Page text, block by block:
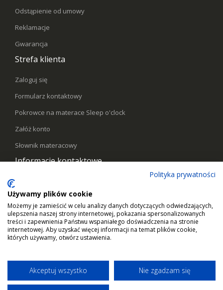
Odstąpienie od umowy
Reklamacje
Gwarancja
Strefa klienta
Zaloguj się
Formularz kontaktowy
Pokrowce na materace Sleep o'clock
Załóż konto
Słownik materacowy
Informacje kontaktowe
Email:kontakt@sleepoclock.pl
Godziny pracy:Pn - Pt / 10:00 - 17:00
Polityka prywatności
Używamy plików cookie
Możemy je zamieścić w celu analizy danych dotyczących odwiedzających,
ulepszenia naszej strony internetowej, pokazania spersonalizowanych
treści i zapewnienia Państwu wspaniałego doświadczenia na stronie
internetowej. Aby uzyskać więcej informacji na temat plików cookie,
których używamy, otwórz ustawienia.
Akceptuj wszystko Nie zgadzam się